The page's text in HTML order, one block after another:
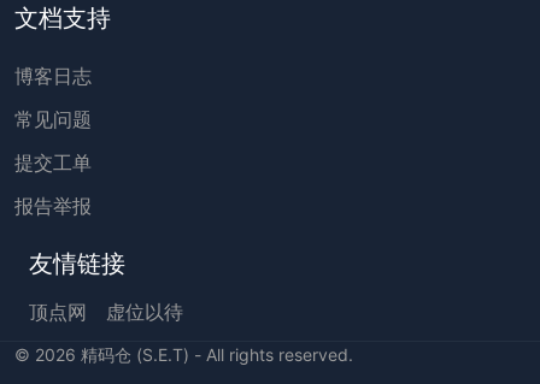
文档支持
博客日志
常见问题
提交工单
报告举报
友情链接
顶点网 虚位以待
© 2026 精码仓 (S.E.T) - All rights reserved.